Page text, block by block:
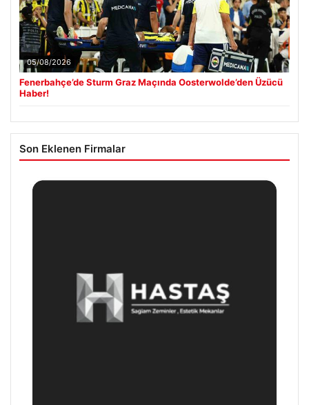
05/08/2026
Fenerbahçe’de Sturm Graz Maçında Oosterwolde’den Üzücü
Haber!
Son Eklenen Firmalar